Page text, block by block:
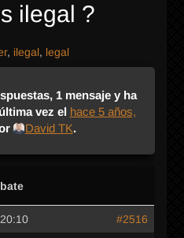
ilegal ?
, ilegal, legal
1 mensaje y ha
vez el hace 5 años,
David TK.
#2516